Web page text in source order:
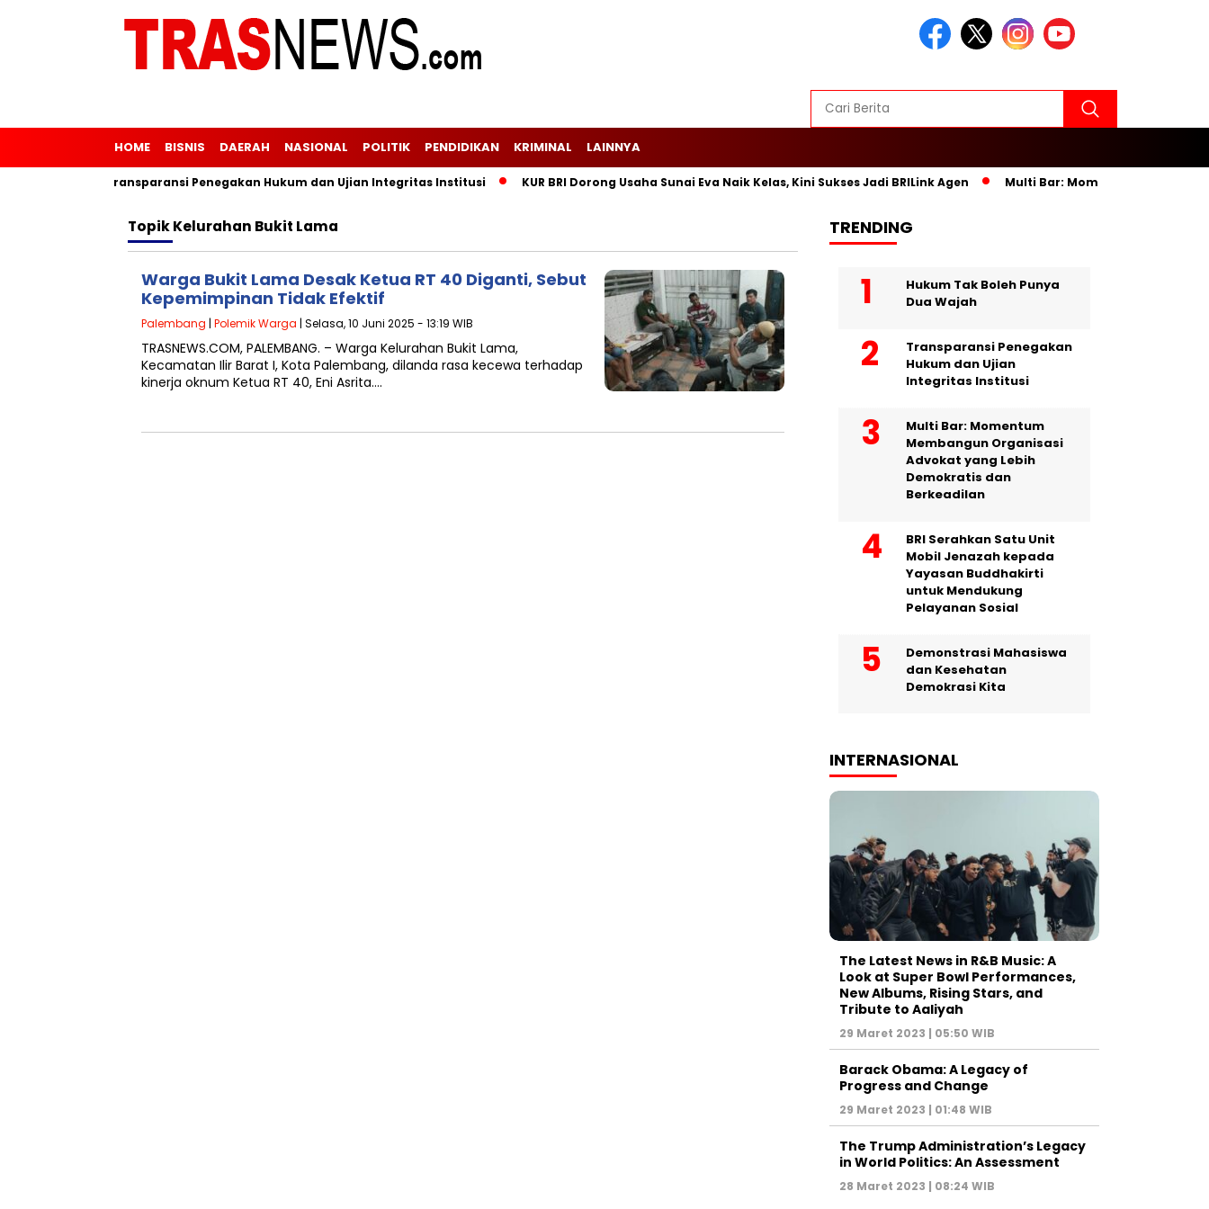
HOME BISNIS DAERAH NASIONAL POLITIK PENDIDIKAN KRIMINAL LAINNYA
Transparansi Penegakan Hukum dan Ujian Integritas Institusi KUR BRI Dorong Usaha Sunai Eva Naik Kelas, Kini Sukses Jadi BRILink Agen Multi Bar: Momentum
TopikKelurahan Bukit Lama
Warga Bukit Lama Desak Ketua RT 40 Diganti, Sebut
Kepemimpinan Tidak Efektif
Palembang | Polemik Warga | Selasa, 10 Juni 2025 - 13:19 WIB
TRASNEWS.COM, PALEMBANG. – Warga Kelurahan Bukit Lama,
Kecamatan Ilir Barat I, Kota Palembang, dilanda rasa kecewa terhadap
kinerja oknum Ketua RT 40, Eni Asrita….
TRENDING
Hukum Tak Boleh Punya
Dua Wajah
Transparansi Penegakan
Hukum dan Ujian
Integritas Institusi
Multi Bar: Momentum
Membangun Organisasi
Advokat yang Lebih
Demokratis dan
Berkeadilan
BRI Serahkan Satu Unit
Mobil Jenazah kepada
Yayasan Buddhakirti
untuk Mendukung
Pelayanan Sosial
Demonstrasi Mahasiswa
dan Kesehatan
Demokrasi Kita
INTERNASIONAL
The Latest News in R&B Music: A
Look at Super Bowl Performances,
New Albums, Rising Stars, and
Tribute to Aaliyah
29 Maret 2023 | 05:50 WIB
Barack Obama: A Legacy of
Progress and Change
29 Maret 2023 | 01:48 WIB
The Trump Administration’s Legacy
in World Politics: An Assessment
28 Maret 2023 | 08:24 WIB